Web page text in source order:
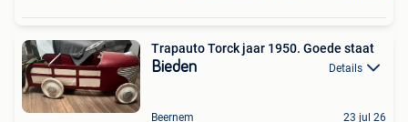
Trapauto Torck jaar 1950. Goede staat
Bieden Details
Beernem 23 jul 26